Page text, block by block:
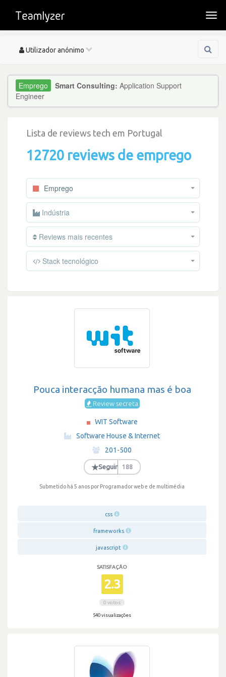
Toggle
Utilizador anónimo
Smart Consulting: Application Support
Engineer
Lista de reviews tech em Portugal
12720 reviews de emprego
Emprego
Indústria
Reviews mais recentes
Stack tecnológico
Pouca interacção humana mas é boa
Review secreta
WIT Software
Software House & Internet
·
201-500
·
★Seguir 188
Submetido há 5 anos por Programador web e de multimédia
css
frameworks
javascript
SATISFAÇÃO
2.3
0 votos
540 visualizações